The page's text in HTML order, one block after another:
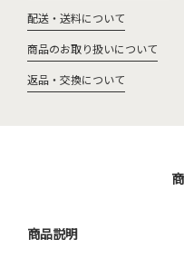
配送・送料について
商品のお取り扱いについて
返品・交換について
商品説明